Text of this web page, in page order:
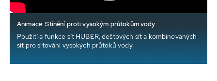
Animace: Stínění proti vysokým průtokům vody
Použití a funkce sít HUBER, dešťových sít a kombinovaných
sít pro sítování vysokých průtoků vody